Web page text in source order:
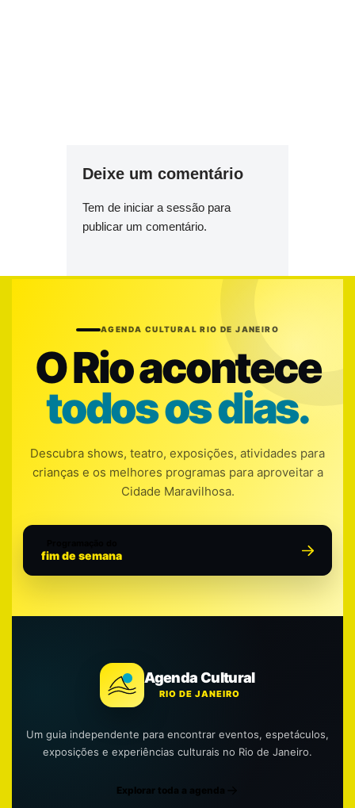
Deixe um comentário
Tem de iniciar a sessão para
publicar um comentário.
AGENDA CULTURAL RIO DE JANEIRO
O Rio acontece
todos os dias.
Descubra shows, teatro, exposições, atividades para
crianças e os melhores programas para aproveitar a
Cidade Maravilhosa.
fim de semana
Agenda Cultural
RIO DE JANEIRO
Um guia independente para encontrar eventos, espetáculos,
exposições e experiências culturais no Rio de Janeiro.
Explorar toda a agenda